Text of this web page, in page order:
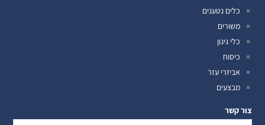
כלים נטענים
משורים
כלי גינון
כיסוח
אביזרי עזר
מבצעים
צור קשר